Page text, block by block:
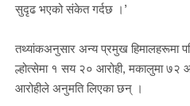
सुदृढ भएको संकेत गर्दछ ।’
तथ्यांकअनुसार अन्य प्रमुख हिमालहरूमा
ल्होत्सेमा १ सय २० आरोही, मकालुमा ७२
आरोहीले अनुमति लिएका छन् ।